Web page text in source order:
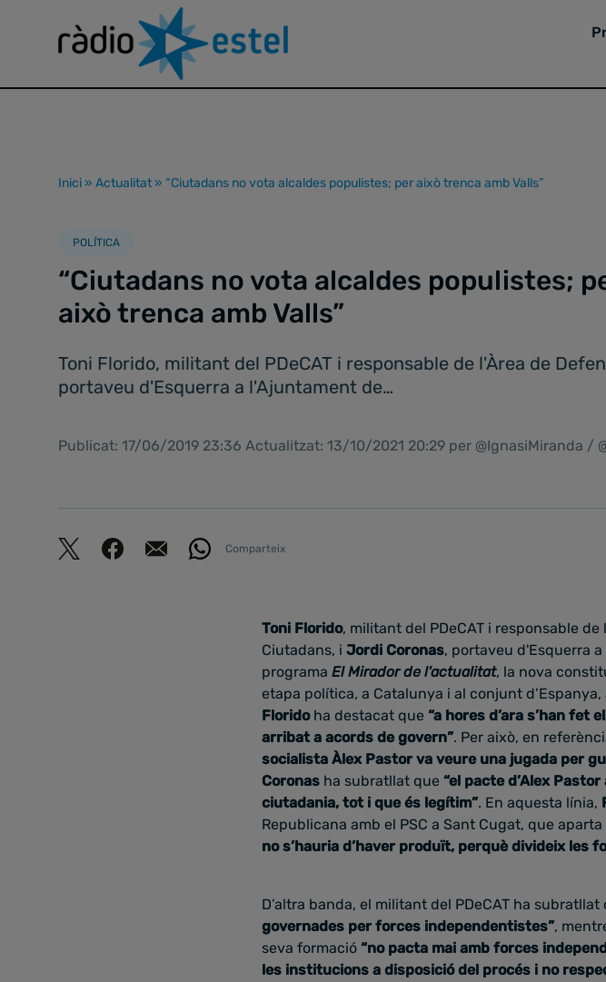
Inici » Actualitat » “Ciutadans no vota alcaldes populistes; per això trenca amb Valls”
POLÍTICA
“Ciutadans no vota alcaldes populistes;
això trenca amb Valls”
Toni Florido, militant del PDeCAT i responsable de l'Àrea de
portaveu d'Esquerra a l'Ajuntament de…
Publicat: 17/06/2019 23:36 Actualitzat: 13/10/2021 20:29 per @IgnasiMiranda /
Comparteix
Toni Florido, militant del PDeCAT i responsable de
Ciutadans, i Jordi Coronas, portaveu d'Esquerra
programa El Mirador de l'actualitat, la nova
etapa política, a Catalunya i al conjunt
Florido ha destacat que “a hores d’ara s’han fet
arribat a acords de govern”. Per això, en
socialista Àlex Pastor va veure una jugada per
Coronas ha subratllat que “el pacte d’Alex
ciutadania, tot i que és legítim”. En aquesta línia,
Republicana amb el PSC a Sant Cugat, que
no s’hauria d’haver produït, perquè divideix les
D’altra banda, el militant del PDeCAT ha subratllat
governades per forces independentistes”,
seva formació “no pacta mai amb forces
les institucions a disposició del procés i no